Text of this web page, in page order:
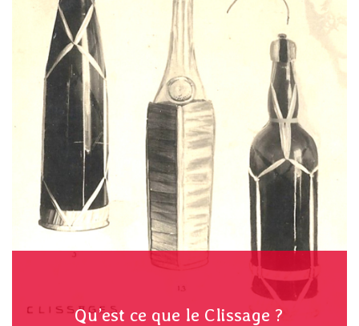
Qu’est ce que le Clissage ?